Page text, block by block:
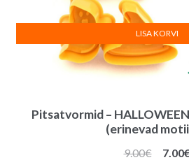
Pitsatvormid –
(erinevad
9.00€
Algne
7.00
LISA KORVI